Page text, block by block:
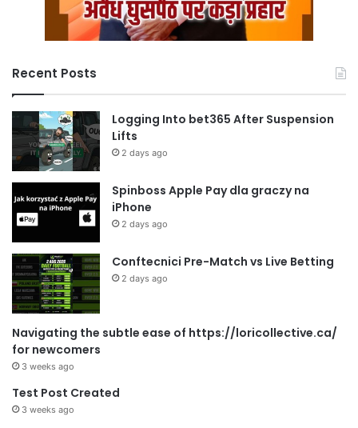
Recent Posts
Logging Into bet365 After Suspension
Lifts
2 days ago
Spinboss Apple Pay dla graczy na
iPhone
2 days ago
Conftecnici Pre-Match vs Live Betting
2 days ago
Navigating the subtle ease of https://loricollective.ca/
for newcomers
3 weeks ago
Test Post Created
3 weeks ago